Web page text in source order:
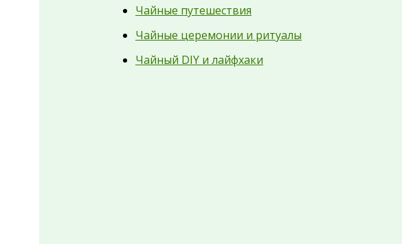
Чайные путешествия
Чайные церемонии и ритуалы
Чайный DIY и лайфхаки